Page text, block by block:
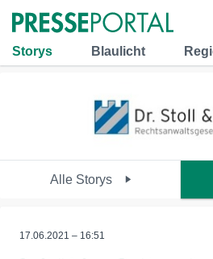
Storys Blaulicht
Alle Storys
17.06.2021 – 16:51